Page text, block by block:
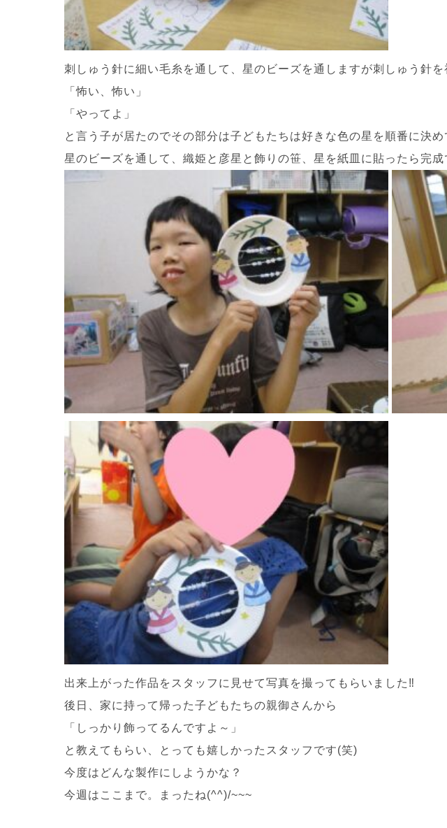
刺しゅう針に細い毛糸を通して、星のビーズを通しますが刺しゅう針を
「怖い、怖い」
「やってよ」
と言う子が居たのでその部分は子どもたちは好きな色の星を順番に決
星のビーズを通して、織姫と彦星と飾りの笹、星を紙皿に貼ったら完成
出来上がった作品をスタッフに見せて写真を撮ってもらいました‼
後日、家に持って帰った子どもたちの親御さんから
「しっかり飾ってるんですよ～」
と教えてもらい、とっても嬉しかったスタッフです(笑)
今度はどんな製作にしようかな？
今週はここまで。まったね(^^)/~~~